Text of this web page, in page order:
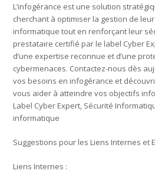
L’infogérance est une solution
cherchant à optimiser la gestion de
informatique tout en renforçant leur
prestataire certifié par le label Cyber
d’une expertise reconnue et d’une
cybermenaces. Contactez-nous dès
vos besoins en infogérance et
vous aider à atteindre vos objectifs
Label Cyber Expert, Sécurité
informatique
Suggestions pour les Liens Internes et
Liens Internes :